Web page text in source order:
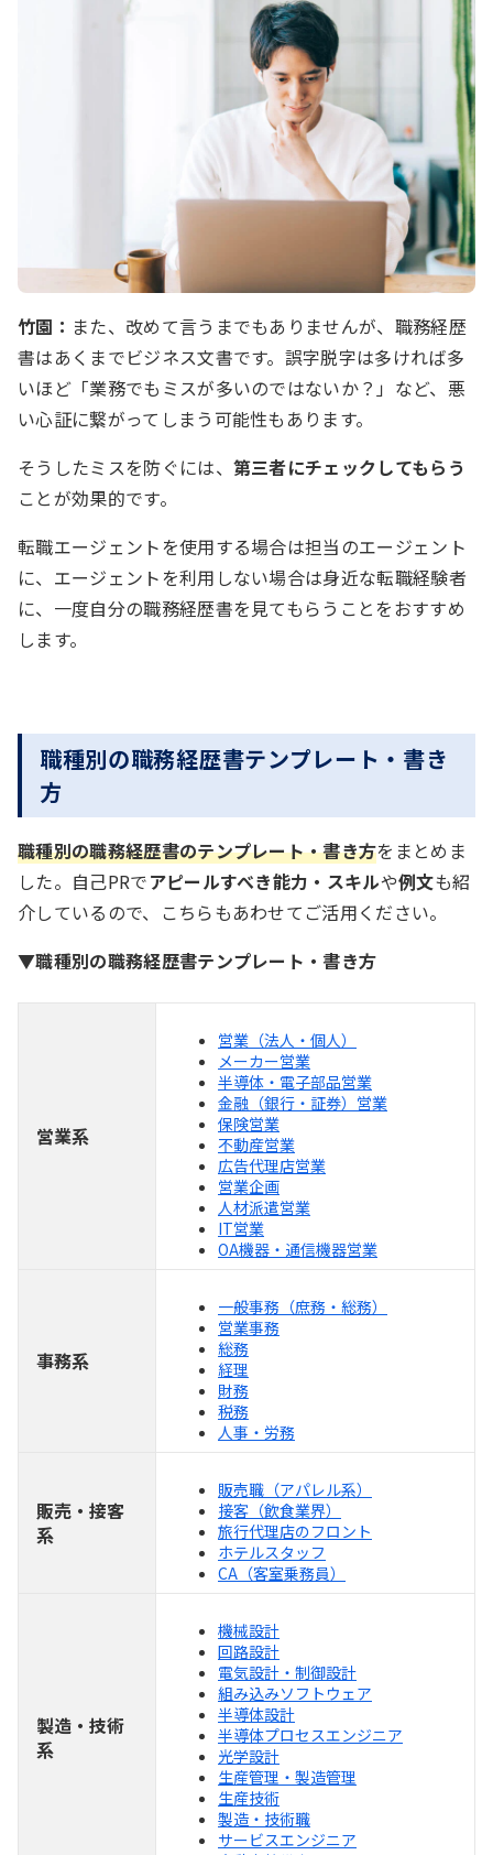
竹園： また、改めて言うまでもありませんが、職務経歴
書はあくまでビジネス文書です。誤字脱字は多ければ多
いほど「業務でもミスが多いのではないか？」など、悪
い心証に繋がってしまう可能性もあります。
そうしたミスを防ぐには、 第三者にチェックしてもらう
ことが効果的です。
転職エージェントを使用する場合は担当のエージェント
に、エージェントを利用しない場合は身近な転職経験者
に、一度自分の職務経歴書を見てもらうことをおすすめ
します。
職種別の職務経歴書テンプレート・書き
方
職種別の職務経歴書のテンプレート・書き方をまとめま
した。自己PRでアピールすべき能力・スキルや例文も紹
介しているので、こちらもあわせてご活用ください。
▼職種別の職務経歴書テンプレート・書き方
営業系
営業（法人・個人）
メーカー営業
半導体・電子部品営業
金融（銀行・証券）営業
保険営業
不動産営業
広告代理店営業
営業企画
人材派遣営業
IT営業
OA機器・通信機器営業
事務系
一般事務（庶務・総務）
営業事務
総務
経理
財務
税務
人事・労務
販売・接客
系
販売職（アパレル系）
接客（飲食業界）
旅行代理店のフロント
ホテルスタッフ
CA（客室乗務員）
製造・技術
系
機械設計
回路設計
電気設計・制御設計
組み込みソフトウェア
半導体設計
半導体プロセスエンジニア
光学設計
生産管理・製造管理
生産技術
製造・技術職
サービスエンジニア